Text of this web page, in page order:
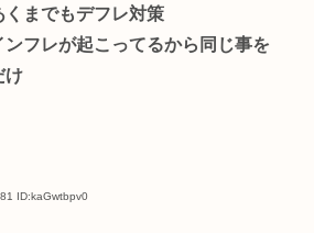
までもデフレ対策
フレが起こってるから同じ事を
け
ID:kaGwtbpv0